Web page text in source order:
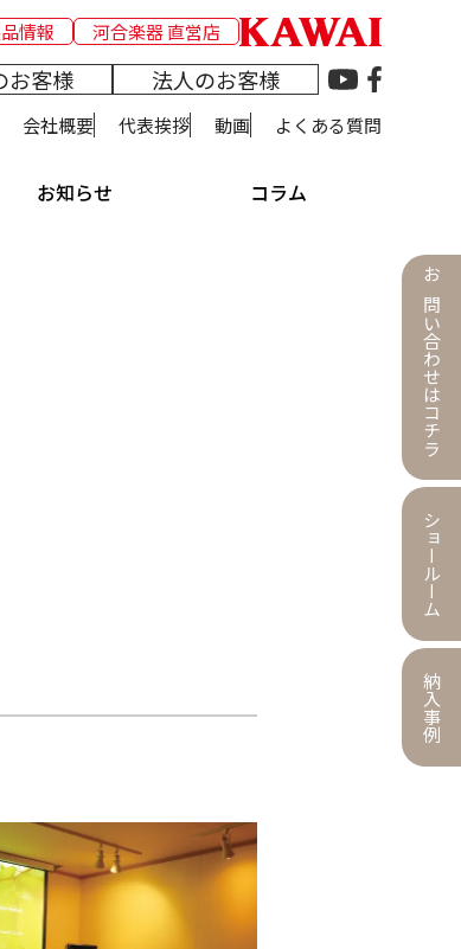
情報 河合楽器 直営店
お客様 法人のお客様
会社概要 代表挨拶 動画 よくある質問
お知らせ コラム
お問い合わせはコチラ
ショールーム
納入事例